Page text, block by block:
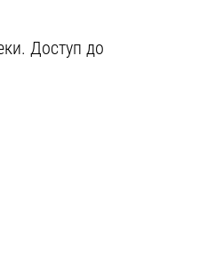
Доступ до